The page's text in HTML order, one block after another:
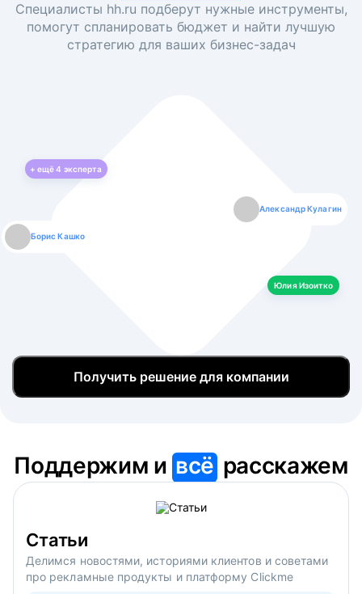
Специалисты hh.ru подберут нужные инструменты,
помогут спланировать бюджет и найти лучшую
стратегию для ваших бизнес-задач
+ ещё4 эксперта
Борис Кашко
Александр Кулагин
Юлия Изоитко
Юлия Изоитко
Даниил Макаров
Александр Кулагин
Екатерина Лазаренко
Даниил Макаров
Борис Кашко
Екатерина Лазаренко
Юлия Изоитко
Получить решение для компании
Поддержим ивсё расскажем
Статьи
Делимся новостями, историями клиентов и советами
про рекламные продукты и платформу Clickme